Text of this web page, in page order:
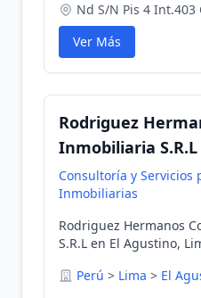
Nd S/N Pis 4 Int.403
Ver Más
Rodriguez
Inmobiliaria S.R.L
Consultoría y Servicios
Inmobiliarias
Rodriguez Hermanos
S.R.L en El Agustino,
Perú > Lima > El